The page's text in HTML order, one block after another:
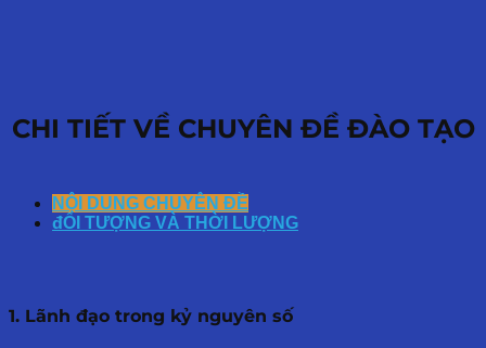
CHI TIẾT VỀ CHUYÊN ĐỀ ĐÀO TẠO
NỘI DUNG CHUYÊN ĐỀ
đỐI TƯỢNG VÀ THỜI LƯỢNG
1. Lãnh đạo trong kỷ nguyên số